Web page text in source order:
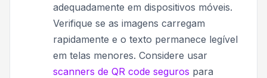
adequadamente em dispositivos móveis.
Verifique se as imagens carregam
rapidamente e o texto permanece legível
em telas menores. Considere usar
scanners de QR code seguros para